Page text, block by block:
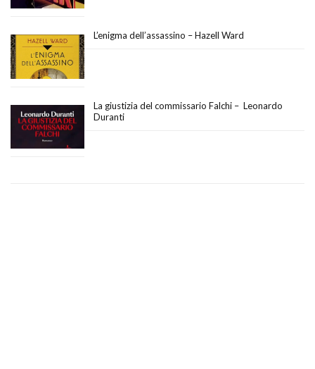
L’enigma dell’assassino – Hazell Ward
La giustizia del commissario Falchi – Leonardo
Duranti